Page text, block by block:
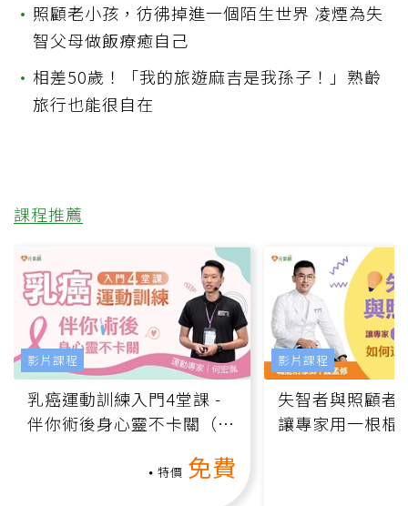
• 照顧老小孩，彷彿掉進一個陌生世界 凌煙為失
智父母做飯療癒自己
• 相差50歲！「我的旅遊麻吉是我孫子！」熟齡
旅行也能很自在
課程推薦
乳癌運動訓練入門4堂課 -
伴你術後身心靈不卡關（線
特價 免費
影片課程
失智者與照顧者
讓專家用一根棍
影片課程